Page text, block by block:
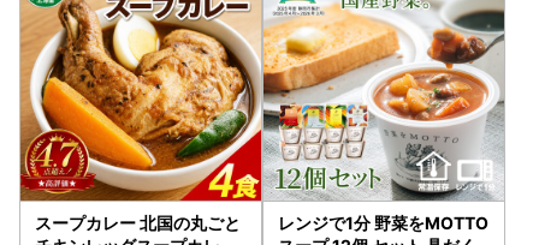
スープカレー 北国の丸ごと
レンジで1分 野菜をMOTTO